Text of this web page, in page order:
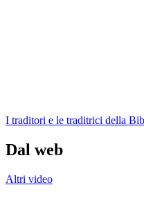
I traditori e le traditrici della
Dal web
Altri video